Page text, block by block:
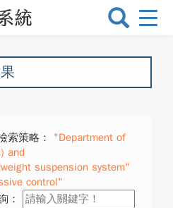
選
換
索策略：
"Department of
and
suspension system"
control"
：